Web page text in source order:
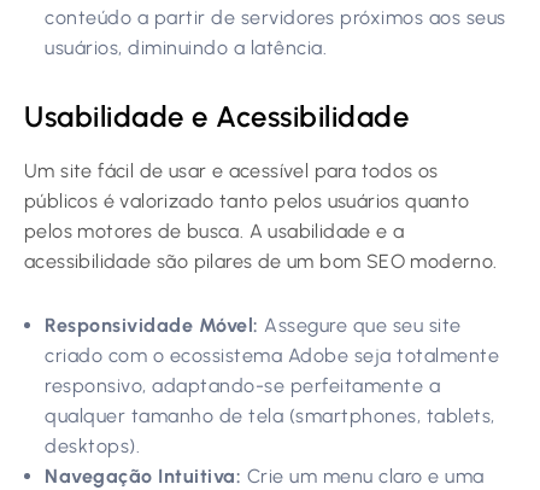
conteúdo a partir de servidores próximos aos seus
usuários, diminuindo a latência.
Usabilidade e Acessibilidade
Um site fácil de usar e acessível para todos os
públicos é valorizado tanto pelos usuários quanto
pelos motores de busca. A usabilidade e a
acessibilidade são pilares de um bom SEO moderno.
Responsividade Móvel: Assegure que seu site
criado com o ecossistema Adobe seja totalmente
responsivo, adaptando-se perfeitamente a
qualquer tamanho de tela (smartphones, tablets,
desktops).
Navegação Intuitiva: Crie um menu claro e uma